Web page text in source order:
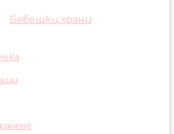
Бебешки храни